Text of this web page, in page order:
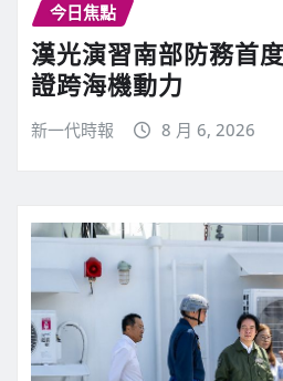
今日焦點
漢光演習南部防務首
證跨海機動力
新一代時報 8 月 6, 2026